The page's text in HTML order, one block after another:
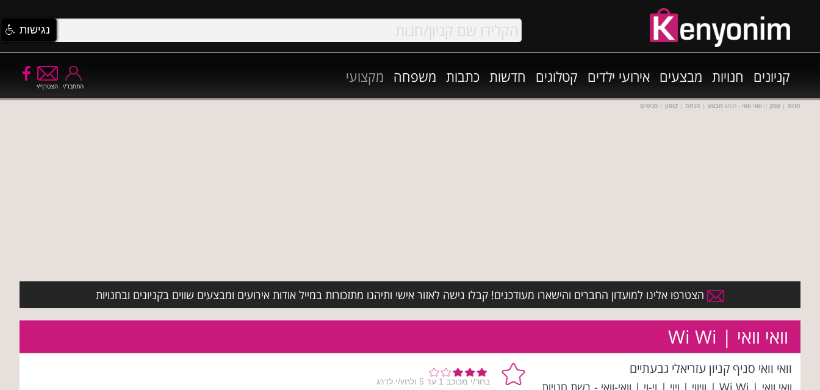
קניונים חנויות מבצעים אירועי ילדים קטלוגים חדשות כתבות משפחה מקצועי
הצטרף/י התחבר/י
חנות | עסק :: וואי וואי - חפש מבצע | הנחה | קופון | סניפים
הצטרפו אלינו למועדון החברים והישארו מעודכנים! קבלו גישה לאזור אישי ותיהנו מתזכורות במייל אודות אירועים ומבצעים שווים בקניונים ובחנויות
וואי וואי | Wi Wi
וואי וואי סניף קניון עזריאלי גבעתיים
נגישות